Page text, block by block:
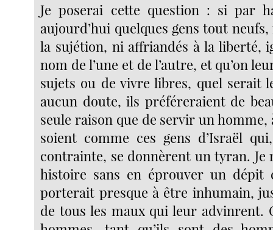
Je poserai cette question : si par
aujourd’hui quelques gens tout
la sujétion, ni affriandés à la liberté,
nom de l’une et de l’autre, et qu’on
sujets ou de vivre libres, quel serait
aucun doute, ils préféreraient de
seule raison que de servir un homme,
soient comme ces gens d’Israël
contrainte, se donnèrent un tyran. Je
histoire sans en éprouver un dépit
porterait presque à être inhumain,
de tous les maux qui leur advinrent.